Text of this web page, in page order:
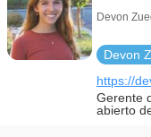
Devon
Devon
https://
Gerente
abierto